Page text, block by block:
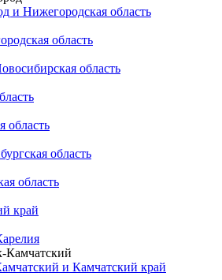
и Нижегородская область
область
область
область
область
область
край
и Камчатский край